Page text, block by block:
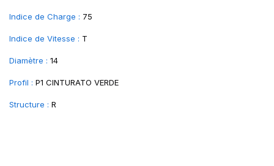
Indice de Charge : 75
Indice de Vitesse : T
Diamètre : 14
Profil : P1 CINTURATO VERDE
Structure : R